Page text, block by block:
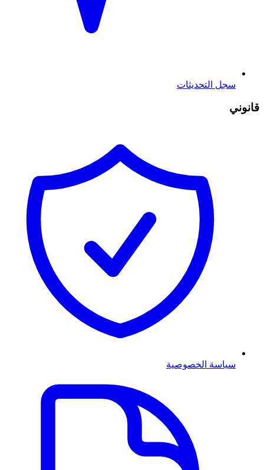
سجل التحديثات
قانوني
سياسة الخصوصية